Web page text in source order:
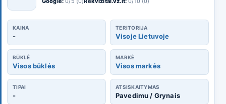
KAINA
-
TERITORIJA
Visoje Lietuvoje
BŪKLĖ
Visos būklės
MARKĖ
Visos markės
TIPAI
-
ATSISKAITYMAS
Pavedimu / Grynais